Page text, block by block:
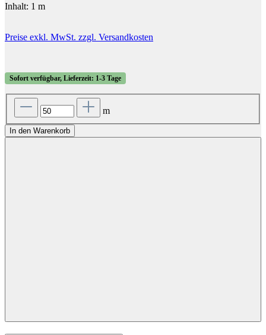
Inhalt: 1 m
Preise exkl. MwSt. zzgl. Versandkosten
Sofort verfügbar, Lieferzeit: 1-3 Tage
m
In den Warenkorb